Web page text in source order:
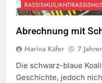
RASSISMUS/
Abrechnung mit
Marina Käfer 7
Die schwarz-blaue
Geschichte, jedoch